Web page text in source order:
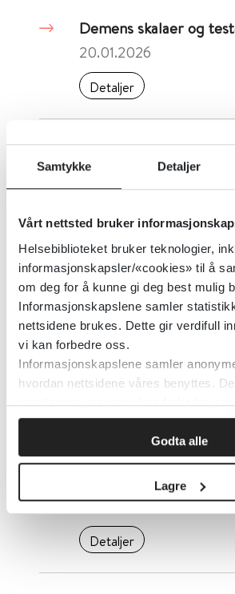
Samtykke Detaljer
Vårt nettsted bruker
Helsebiblioteket bruker teknologier,
informasjonskapsler/«cookies» til å
om deg for å kunne gi deg best mulig
Informasjonskapslene samler
nettsidene brukes. Dette gir verdifull
vi kan forbedre oss.
Informasjonskapslene samler
hvordan nettsidene våres benyttes.
innsikt som gjør at vi kan forbedre
Godta alle
Lagre
Demens skalaer og
20.01.2026
Detaljer
trivsel - Lærerversjon
DAWBA - Vurdering av
trivsel - Intervju med
20.01.2026
Detaljer
DAWBA - Vurdering
trivsel - Foreldreintervju
20.01.2026
Detaljer